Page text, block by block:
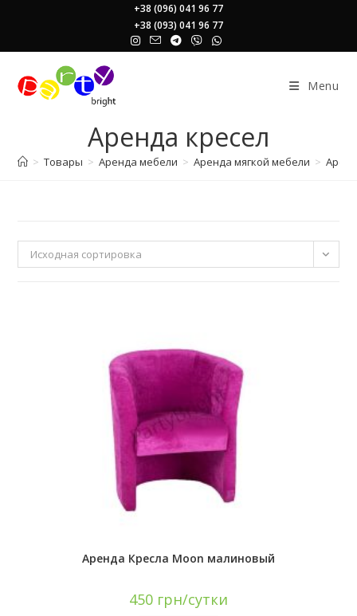
content
+38 (096) 041 96 77
+38 (093) 041 96 77
Menu
Аренда кресел
> Товары > Аренда мебели > Аренда мягкой мебели >
Исходная сортировка
Аренда Кресла Moon малиновый
450 грн/сутки